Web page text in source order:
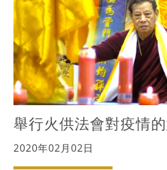
舉行火供法會對疫情
2020年02月02日